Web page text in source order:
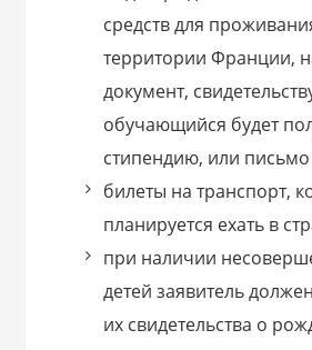
средств для
территории Франции,
документ,
обучающийся будет
стипендию, или
билеты на транспорт,
планируется ехать в
при наличии
детей заявитель
их свидетельства о